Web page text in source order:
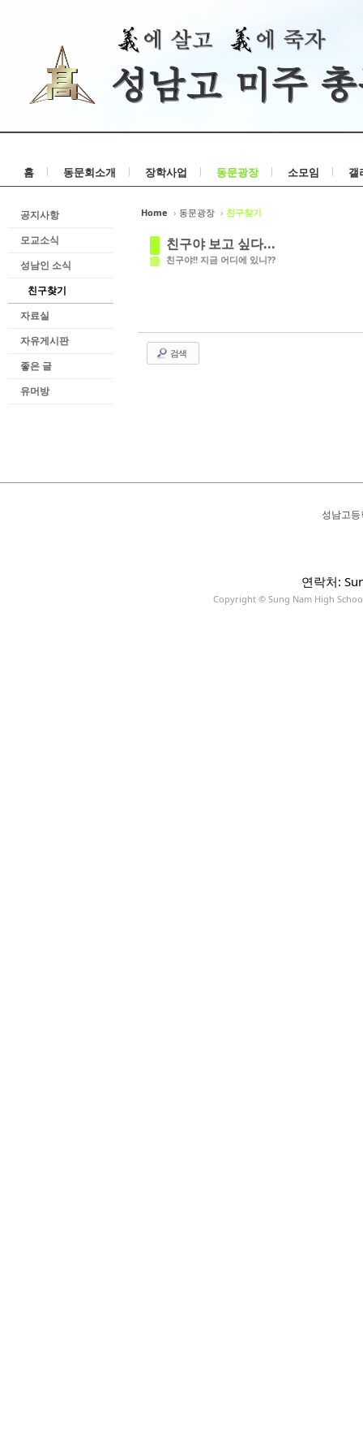
홈 동문회소개 장학사업 동문광장 소모임 갤
공지사항
모교소식
성남인 소식
친구찾기
자료실
자유게시판
좋은 글
유머방
Home › 동문광장 › 친구찾기
친구야 보고 싶다...
친구야!! 지금 어디에 있니??
검색
성남고등
연락처:
Copyright © Sung Nam High